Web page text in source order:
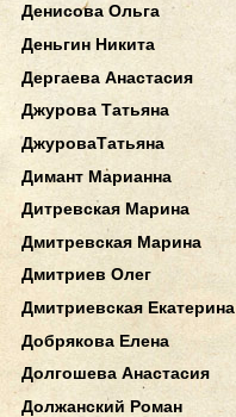
Денисова Ольга
Деньгин Никита
Дергаева Анастасия
Джурова Татьяна
ДжуроваТатьяна
Димант Марианна
Дитревская Марина
Дмитревская Марина
Дмитриев Олег
Дмитриевская Екатерина
Добрякова Елена
Долгошева Анастасия
Должанский Роман